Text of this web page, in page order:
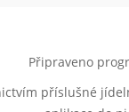
Připraveno
příslušné